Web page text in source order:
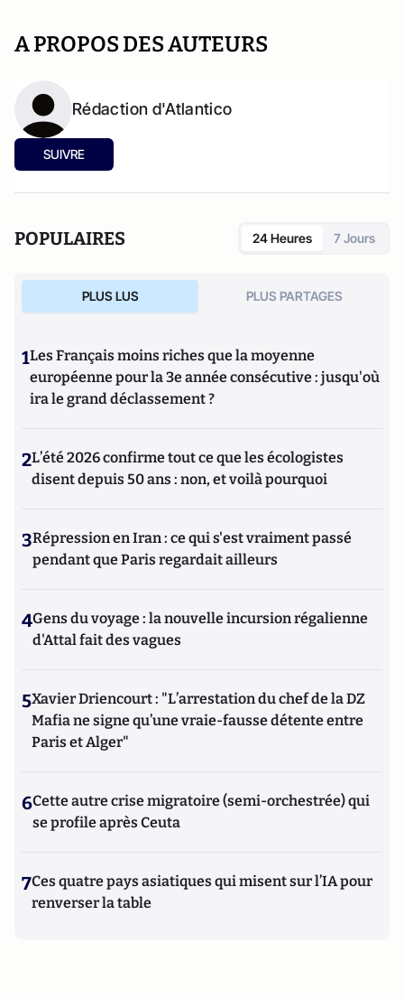
A PROPOS DES AUTEURS
Rédaction d'Atlantico
SUIVRE
POPULAIRES 24 Heures 7 Jours
PLUS LUS PLUS PARTAGES
1Les Français moins riches que la moyenne
européenne pour la 3e année consécutive : jusqu'où
ira le grand déclassement ?
2L’été 2026 confirme tout ce que les écologistes
disent depuis 50 ans : non, et voilà pourquoi
3Répression en Iran : ce qui s'est vraiment passé
pendant que Paris regardait ailleurs
4Gens du voyage : la nouvelle incursion régalienne
d'Attal fait des vagues
5Xavier Driencourt : "L’arrestation du chef de la DZ
Mafia ne signe qu’une vraie-fausse détente entre
Paris et Alger"
6Cette autre crise migratoire (semi-orchestrée) qui
se profile après Ceuta
7Ces quatre pays asiatiques qui misent sur l’IA pour
renverser la table